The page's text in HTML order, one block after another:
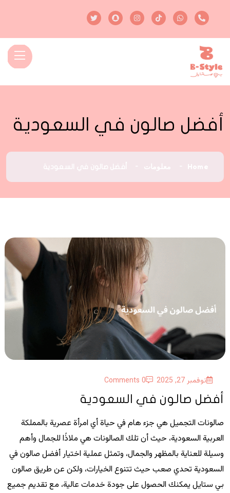
أفضل صالون في السعودية
Home معلومات أفضل صالون في السعودية
نوفمبر 27, 2025 0 Comments
أفضل صالون في السعودية
صالونات التجميل هي جزء هام في حياة أي امرأة عصرية بالمملكة
العربية السعودية، حيث أن تلك الصالونات هي ملاذًا للجمال وأهم
وسيلة للعناية بالمظهر والجمال، وتمثل عملية اختيار أفضل صالون في
السعودية تحدي صعب حيث تتنوع الخيارات، ولكن عن طريق صالون
بي ستايل يمكنك الحصول على جودة خدمات عالية، مع تقديم جميع